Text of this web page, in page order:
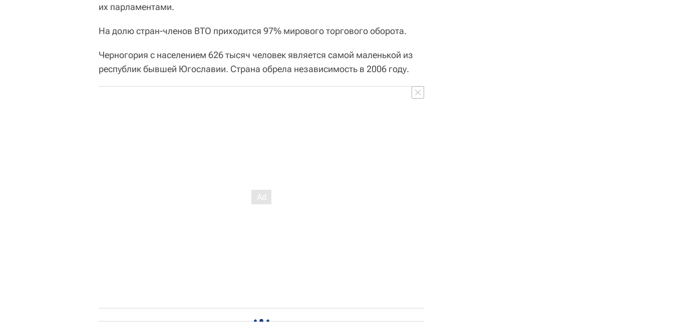
их парламентами.
На долю стран-членов ВТО приходится 97% мирового торгового оборота.
Черногория с населением 626 тысяч человек является самой маленькой из
республик бывшей Югославии. Страна обрела независимость в 2006 году.